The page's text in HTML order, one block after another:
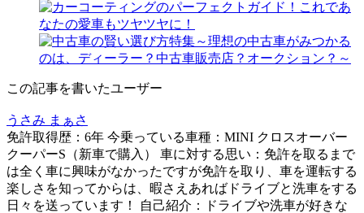
この記事を書いたユーザー
うさみ まぁさ
免許取得歴：6年 今乗っている車種：MINI クロスオーバー
クーパーS（新車で購入） 車に対する思い：免許を取るまで
は全く車に興味がなかったですが免許を取り、車を運転する
楽しさを知ってからは、暇さえあればドライブと洗車をする
日々を送っています！ 自己紹介：ドライブや洗車が好きな